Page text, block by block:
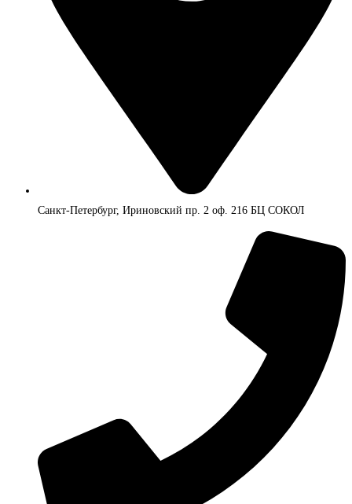
Санкт-Петербург, Ириновский пр. 2 оф. 216 БЦ СОКОЛ